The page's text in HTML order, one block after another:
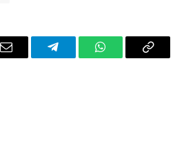
Email TelegramWhatsAppCopy